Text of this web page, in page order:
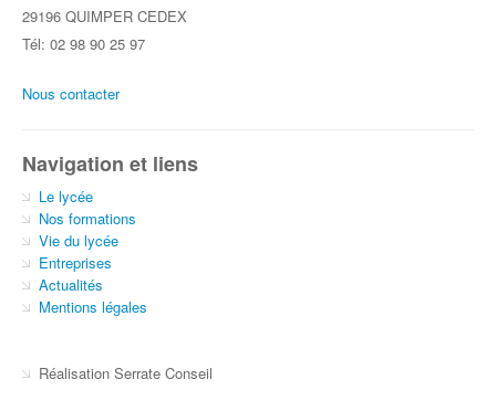
29196 QUIMPER CEDEX
Tél: 02 98 90 25 97
Nous contacter
Navigation et liens
Le lycée
Nos formations
Vie du lycée
Entreprises
Actualités
Mentions légales
Réalisation Serrate Conseil